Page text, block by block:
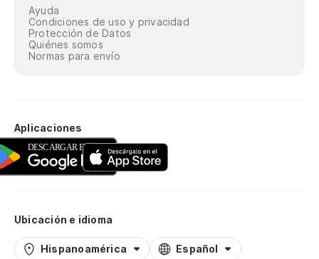
Ayuda
Condiciones de uso y privacidad
Protección de Datos
Quiénes somos
Normas para envío
Aplicaciones
Ubicación e idioma
Hispanoamérica Español